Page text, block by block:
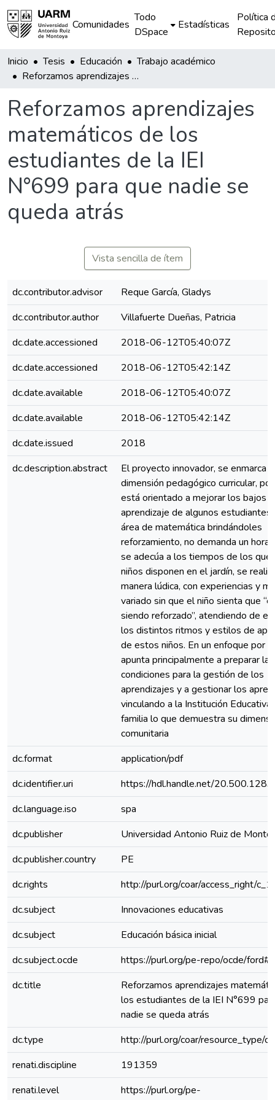
Comunidades
Todo
DSpace
Estadísticas
Política
Inicio Tesis Educación
Trabajo académico
Reforzamos aprendizajes matemáticos de los estudiantes de la IEI N°699 para que nadie se queda atrás
Reforzamos aprendizajes
matemáticos de los
estudiantes de la IEI
N°699 para que nadie se
queda atrás
Vista sencilla de ítem
dc.contributor.advisor
Reque García, Gladys
dc.contributor.author
Villafuerte Dueñas, Patricia
dc.date.accessioned
2018-06-12T05:40:07Z
dc.date.accessioned
2018-06-12T05:42:14Z
dc.date.available
2018-06-12T05:40:07Z
dc.date.available
2018-06-12T05:42:14Z
dc.date.issued
2018
dc.description.abstract
El proyecto innovador, se enmarca
dimensión pedagógico curricular,
está orientado a mejorar los bajos
aprendizaje de algunos estudiantes
área de matemática brindándoles
reforzamiento, no demanda un
se adecúa a los tiempos de los que
niños disponen en el jardín, se
manera lúdica, con experiencias y
variado sin que el niño sienta que
siendo reforzado”, atendiendo de
los distintos ritmos y estilos de
de estos niños. En un enfoque por
apunta principalmente a preparar las
condiciones para la gestión de los
aprendizajes y a gestionar los
vinculando a la Institución Educativa
familia lo que demuestra su
comunitaria
dc.format
application/pdf
dc.identifier.uri
https://hdl.handle.net/
dc.language.iso
spa
dc.publisher
Universidad Antonio Ruiz de
dc.publisher.country
PE
dc.rights
http://purl.org/coar/access_right/
dc.subject
Innovaciones educativas
dc.subject
Educación básica inicial
dc.subject.ocde
https://purl.org/pe-repo/ocde/
dc.title
Reforzamos aprendizajes
los estudiantes de la IEI N°699
nadie se queda atrás
dc.type
http://purl.org/coar/resource_type/
renati.discipline
191359
renati.level
https://purl.org/pe-